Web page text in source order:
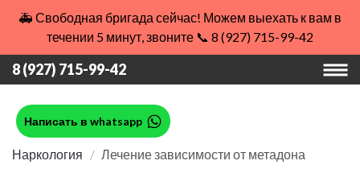
🚑 Свободная бригада сейчас! Можем выехать к вам в
течении 5 минут, звоните 📞 8 (927) 715-99-42
8 (927) 715-99-42
Написать в whatsapp
Наркология Лечение зависимости от метадона